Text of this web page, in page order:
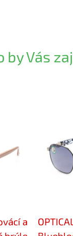
by Vás
a